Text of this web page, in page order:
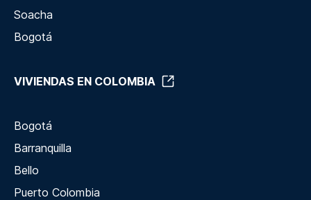
Soacha
Bogotá
VIVIENDAS EN COLOMBIA
Bogotá
Barranquilla
Bello
Puerto Colombia